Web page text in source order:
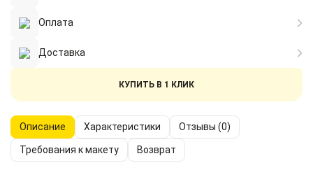
Оплата
Доставка
КУПИТЬ В 1 КЛИК
Описание Характеристики Отзывы (0)
Требования к макету Возврат